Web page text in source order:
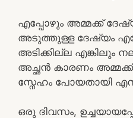
എപ്പോഴും അമ്മക്ക്
അടുത്തുള്ള ദേഷ്യം
അടിക്കില്ല എങ്കിലും
അച്ഛൻ കാരണം
സ്നേഹം പോയതായി
ഒരു ദിവസം,